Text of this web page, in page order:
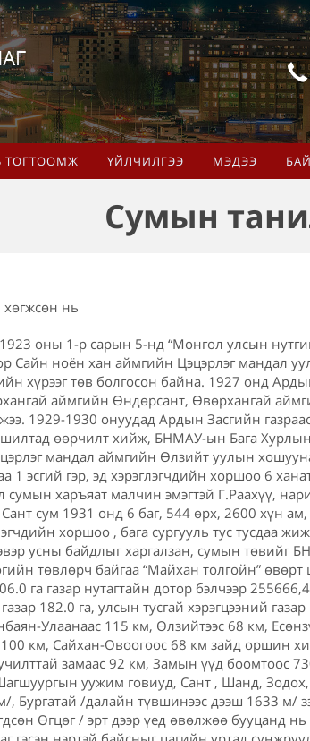
ТОГТООМЖ ҮЙЛЧИЛГЭЭ МЭДЭЭ
Сумын
хөгжсөн нь
оны 1-р сарын 5-нд “Монгол улсын
Сайн ноён хан аймгийн Цэцэрлэг мандал
хүрээг төв болгосон байна. 1927 онд
аймгийн Өндөрсант, Өвөрхангай
1929-1930 онуудад Ардын Засгийн
өөрчилт хийж, БНМАУ-ын Бага
мандал аймгийн Өлзийт уулын
1 эсгий гэр, эд хэрэглэгчдийн хоршоо 6
сумын харъяат малчин эмэгтэй Г.Раахүү,
сум 1931 онд 6 баг, 544 өрх, 2600 хүн
хоршоо , бага сургууль тус
усны байдлыг харгалзан, сумын
төвлөрч байгаа “Майхан толгойн”
га газар нутагтайн дотор бэлчээр
182.0 га, улсын тусгай хэрэгцээний
Улаанаас 115 км, Өлзийтээс 68 км,
100 км, Сайхан-Овоогоос 68 км зайд оршин
замаас 92 км, Замын үүд боомтоос
уужим говиуд, Сант , Шанд,
, Бургатай /далайн түвшинээс дээш 1633 м/
Өгцөг / эрт дээр үед өвөлжөө бууцанд